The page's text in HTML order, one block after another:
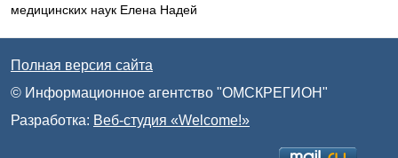
медицинских наук Елена Надей
Полная версия сайта
© Информационное агентство "ОМСКРЕГИОН"
Разработка: Веб-студия «Welcome!»